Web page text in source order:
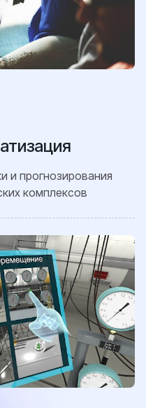
и прогнозирования
комплексов